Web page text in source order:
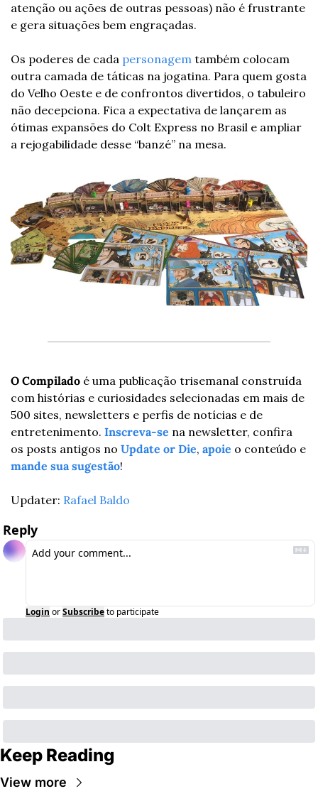
atenção ou ações de outras pessoas) não é frustrante
e gera situações bem engraçadas.
Os poderes de cada personagem também colocam
outra camada de táticas na jogatina. Para quem gosta
do Velho Oeste e de confrontos divertidos, o tabuleiro
não decepciona. Fica a expectativa de lançarem as
ótimas expansões do Colt Express no Brasil e ampliar
a rejogabilidade desse “banzé” na mesa.
O Compilado é uma publicação trisemanal construída
com histórias e curiosidades selecionadas em mais de
500 sites, newsletters e perfis de notícias e de
entretenimento. Inscreva-se na newsletter, confira
os posts antigos no Update or Die, apoie
mande sua sugestão!
Updater: Rafael Baldo
Reply
Login orSubscribeto participate
Keep Reading
View more